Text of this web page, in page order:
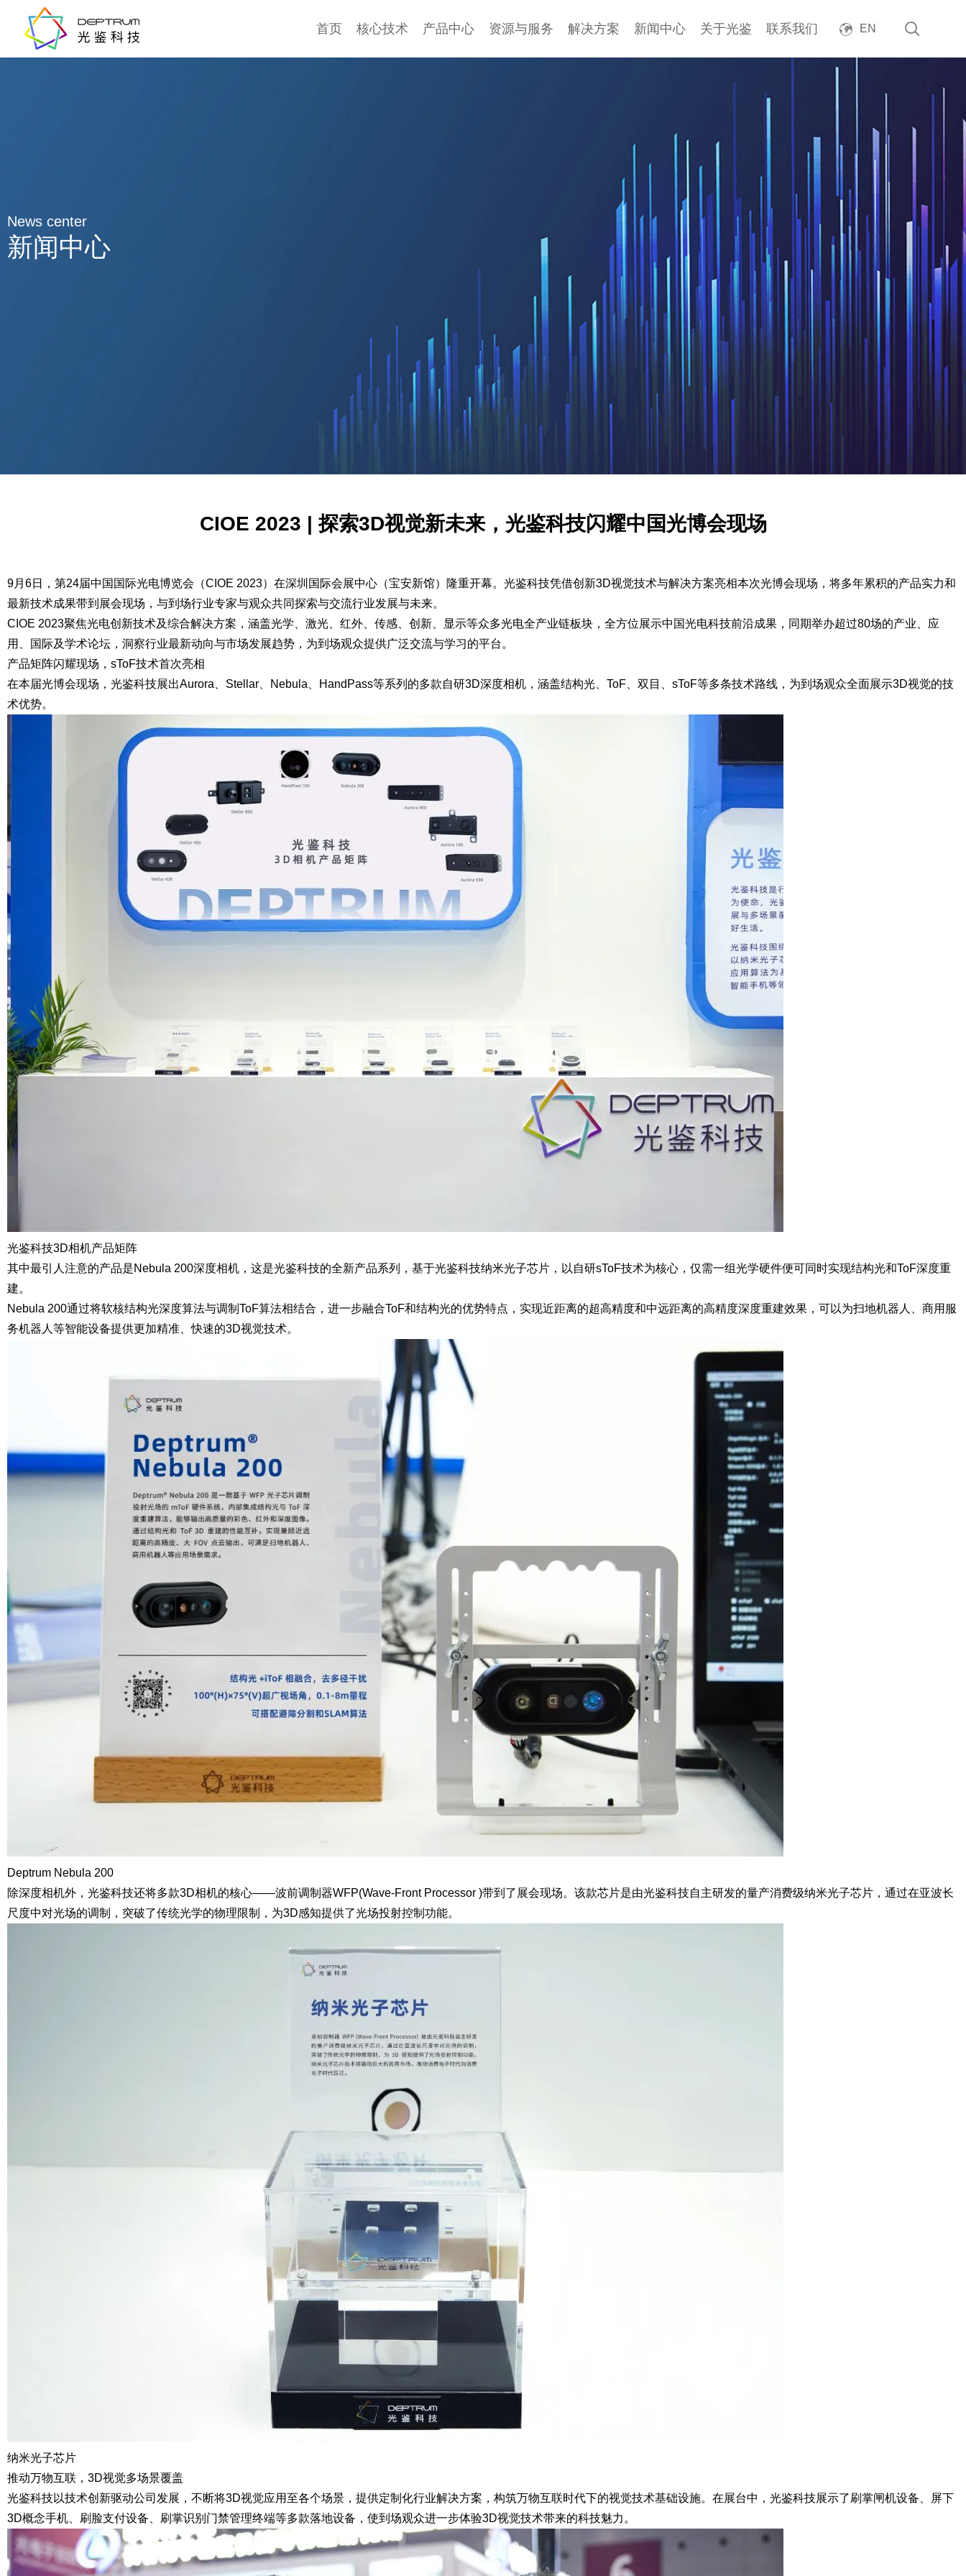
EN
首页 核心技术 产品中心 资源与服务 解决方案 新闻中心 关于光鉴 联系我们
News center
新闻中心
CIOE 2023 | 探索3D视觉新未来，光鉴科技闪耀中国光博会现场
9月6日，第24届中国国际光电博览会（CIOE 2023）在深圳国际会展中心（宝安新馆）隆重开幕。光鉴科技凭借创新3D视觉技术与解决方案亮相本次光博会现场，将多年累积的产品实力和
最新技术成果带到展会现场，与到场行业专家与观众共同探索与交流行业发展与未来。
CIOE 2023聚焦光电创新技术及综合解决方案，涵盖光学、激光、红外、传感、创新、显示等众多光电全产业链板块，全方位展示中国光电科技前沿成果，同期举办超过80场的产业、应
用、国际及学术论坛，洞察行业最新动向与市场发展趋势，为到场观众提供广泛交流与学习的平台。
产品矩阵闪耀现场，sToF技术首次亮相
在本届光博会现场，光鉴科技展出Aurora、Stellar、Nebula、HandPass等系列的多款自研3D深度相机 ，涵盖结构光、ToF、双目、sToF等多条技术路线，为到场观众全面展示3D视觉的技
术优势。
光鉴科技3D相机产品矩阵
其中最引人注意的产品是Nebula 200深度相机， 这是光鉴科技的全新产品系列，基于光鉴科技纳米光子芯片，以自研sToF技术为核心，仅需一组光学硬件便可同时实现结构光和ToF深度重
建。
Nebula 200通过将软核结构光深度算法与调制ToF算法相结合，进一步融合ToF和结构光的优势特点，实现近距离的超高精度和中远距离的高精度深度重建效果，可以为扫地机器人、商用服
务机器人等智能设备提供更加精准、快速的3D视觉技术。
Deptrum Nebula 200
除深度相机外，光鉴科技还将多款3D相机的核心——波前调制器WFP(Wave-Front Processor )带到了展会现场。该款芯片是由光鉴科技自主研发的量产消费级纳米光子芯片 ，通过在亚波长
尺度中对光场的调制，突破了传统光学的物理限制，为3D感知提供了光场投射控制功能。
纳米光子芯片
推动万物互联， 3D视觉多场景覆盖
光鉴科技以技术创新驱动公司发展，不断将3D视觉应用至各个场景，提供定制化行业解决方案，构筑万物互联时代下的视觉技术基础设施。在展台中，光鉴科技展示了刷掌闸机设备、屏下
3D概念手机、刷脸支付设备、刷掌识别门禁管理终端等多款落地设备，使到场观众进一步体验3D视觉技术带来的科技魅力。